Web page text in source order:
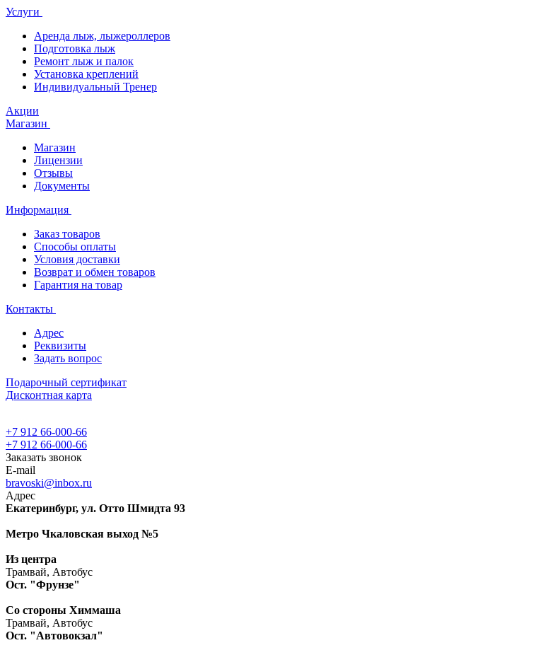
Услуги
Аренда лыж, лыжероллеров
Подготовка лыж
Ремонт лыж и палок
Установка креплений
Индивидуальный Тренер
Акции
Магазин
Магазин
Лицензии
Отзывы
Документы
Информация
Заказ товаров
Способы оплаты
Условия доставки
Возврат и обмен товаров
Гарантия на товар
Контакты
Адрес
Реквизиты
Задать вопрос
Подарочный сертификат
Дисконтная карта
+7 912 66-000-66
+7 912 66-000-66
Заказать звонок
E-mail
bravoski@inbox.ru
Адрес
Екатеринбург, ул. Отто Шмидта 93
Метро Чкаловская выход №5
Из центра
Трамвай, Автобус
Ост. "Фрунзе"
Со стороны Химмаша
Трамвай, Автобус
Ост. "Автовокзал"